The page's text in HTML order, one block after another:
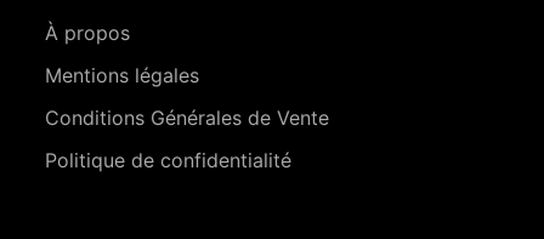
À propos
Mentions légales
Conditions Générales de Vente
Politique de confidentialité